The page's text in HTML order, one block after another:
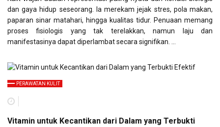
dan gaya hidup seseorang. Ia merekam jejak stres, pola makan,
paparan sinar matahari, hingga kualitas tidur. Penuaan memang
proses fisiologis yang tak terelakkan, namun laju dan
manifestasinya dapat diperlambat secara signifikan. …
PERAWATAN KULIT
Vitamin untuk Kecantikan dari Dalam yang Terbukti